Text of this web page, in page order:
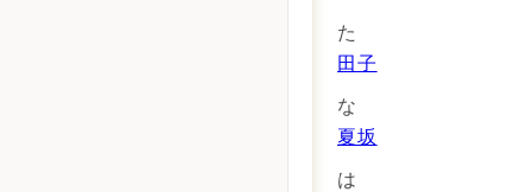
た
田子
な
夏坂
は